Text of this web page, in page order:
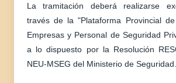
La tramitación deberá realizarse
través de la "Plataforma Provincial
Empresas y Personal de Seguridad
a lo dispuesto por la Resolución
NEU-MSEG del Ministerio de Seguridad.